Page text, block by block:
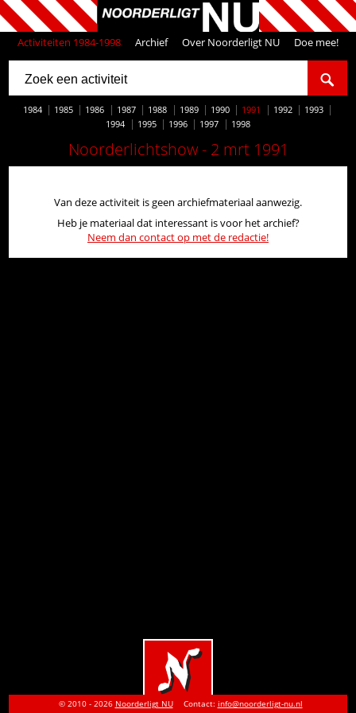
Activiteiten 1984-1998 Archief Over Noorderligt NU Doe mee!
1984 1985 1986 1987 1988 1989 1990 1991 1992
1993
1994
1995 1996 1997 1998
Noorderlichtshow - 2 mrt 1991
Van deze activiteit is geen archiefmateriaal aanwezig.
Heb je materiaal dat interessant is voor het archief?
Neem dan contact op met de redactie!
© 2010 - 2026 Noorderligt NU Contact: info@noorderligt-nu.nl